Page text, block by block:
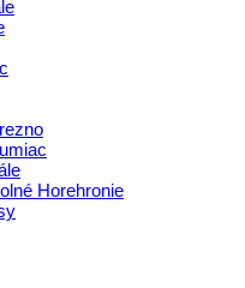
Horehronie